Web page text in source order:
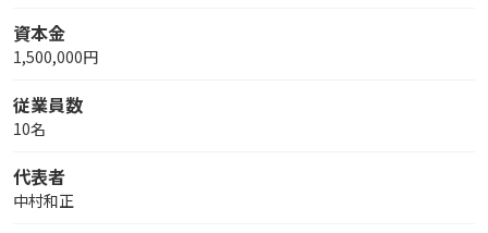
資本金
1,500,000円
従業員数
10名
代表者
中村和正